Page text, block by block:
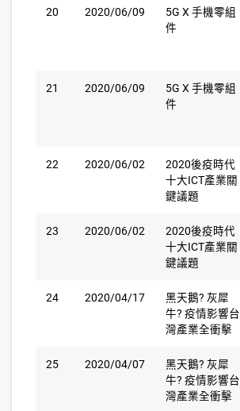
20 2020/06/09
5G X 手機零組
件
21 2020/06/09
5G X 手機零組
件
22 2020/06/02
2020後疫時代
十大ICT產業關
鍵議題
23 2020/06/02
2020後疫時代
十大ICT產業關
鍵議題
24 2020/04/17
黑天鵝? 灰犀
牛? 疫情影響台
灣產業全衝擊
25 2020/04/07
黑天鵝? 灰犀
牛? 疫情影響台
灣產業全衝擊